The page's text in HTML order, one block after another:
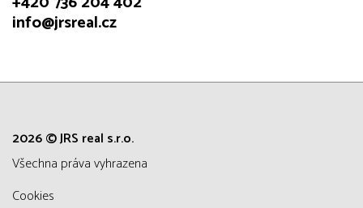
info@jrsreal.cz
2026 © JRS real s.r.o.
všechna práva vyhrazena
Cookies